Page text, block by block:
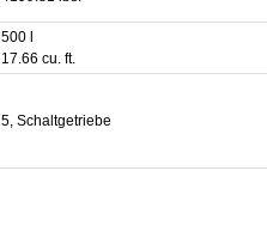
500 l
17.66 cu. ft.
5, Schaltgetriebe